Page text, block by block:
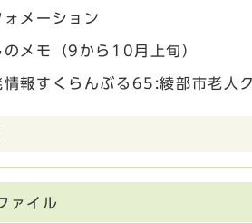
ォメーション
のメモ（9から10月上旬）
情報すくらんぶる65:綾部市老人
ァイル